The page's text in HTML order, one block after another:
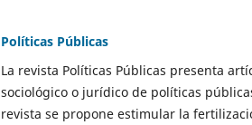
Políticas Públicas
La revista Políticas Públicas presenta
sociológico o jurídico de políticas
revista se propone estimular la